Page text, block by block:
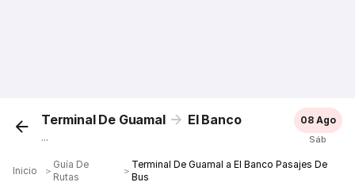
Terminal De Guamal El Banco
...
08 Ago
Sáb
Inicio ＞
Guía De
Rutas
＞
Terminal De Guamal a El Banco Pasajes De
Bus